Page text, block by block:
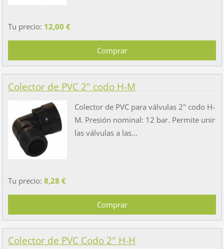
Tu precio: 12,00 €
Colector de PVC 2" codo H-M
Colector de PVC para válvulas 2" codo H-
M. Presión nominal: 12 bar. Permite unir
las válvulas a las...
Tu precio: 8,28 €
Colector de PVC Codo 2" H-H